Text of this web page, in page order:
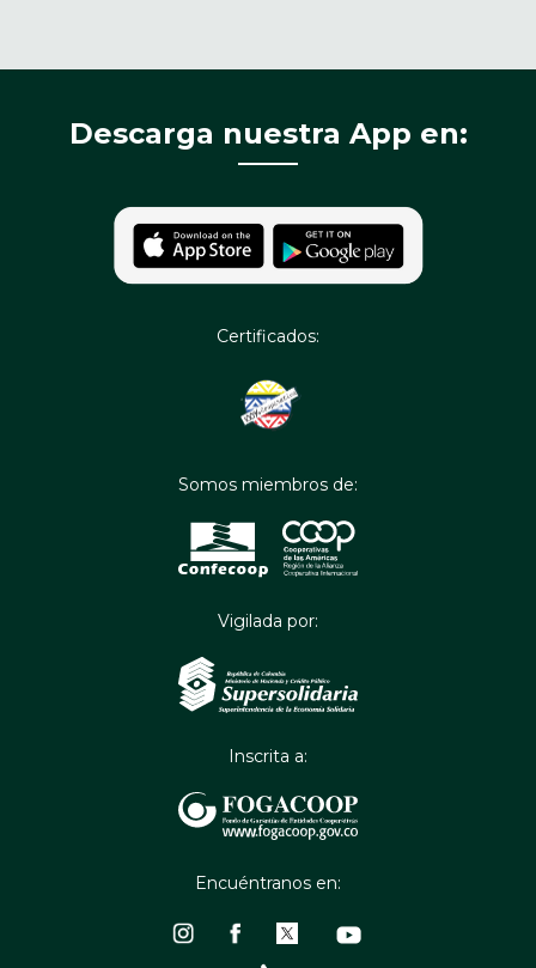
Descarga nuestra App en:
Certificados:
Somos miembros de:
Vigilada por:
Inscrita a:
Encuéntranos en: